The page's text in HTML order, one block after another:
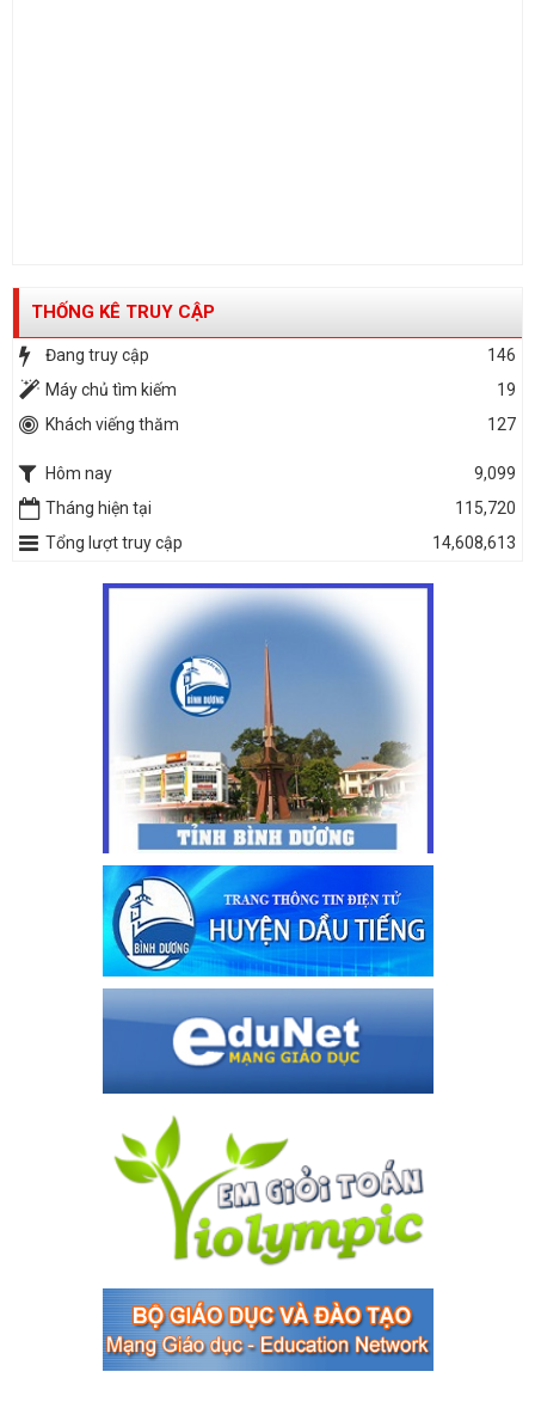
THỐNG KÊ TRUY CẬP
Đang truy cập
146
Máy chủ tìm kiếm
19
Khách viếng thăm
127
Hôm nay
9,099
Tháng hiện tại
115,720
Tổng lượt truy cập
14,608,613